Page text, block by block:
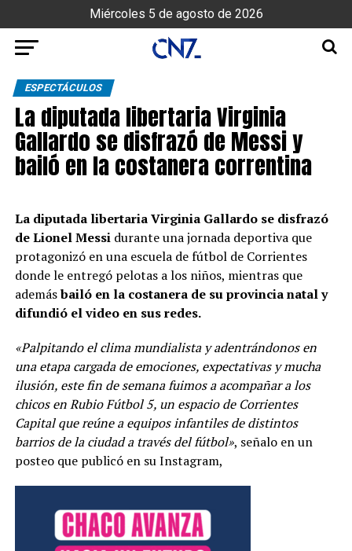
Miércoles 5 de agosto de 2026
ESPECTÁCULOS
La diputada libertaria Virginia
Gallardo se disfrazó de Messi y
bailó en la costanera correntina
La diputada libertaria Virginia Gallardo se disfrazó
de Lionel Messidurante una jornada deportiva que
protagonizó en una escuela de fútbol de Corrientes
donde le entregó pelotas a los niños, mientras que
ademásbailó en la costanera de su provincia natal y
difundió el video en sus redes.
«Palpitando el clima mundialista y adentrándonos en
una etapa cargada de emociones, expectativas y mucha
ilusión, este fin de semana fuimos a acompañar a los
chicos en Rubio Fútbol 5, un espacio de Corrientes
Capital que reúne a equipos infantiles de distintos
barrios de la ciudad a través del fútbol», señalo en un
posteo que publicó en su Instagram,